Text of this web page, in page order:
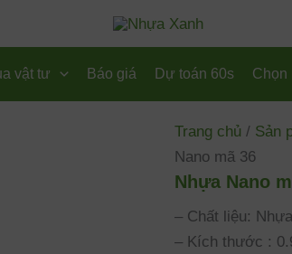
vật tư Báo giá Dự toán 60s Chọn
Trang chủ / Sản
Nano mã 36
Nhựa Nano
– Chất liệu:
– Kích thước :